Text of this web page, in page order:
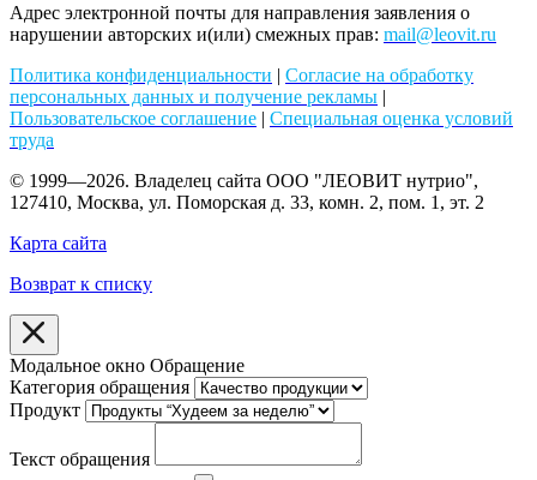
Адрес электронной почты для направления заявления о
нарушении авторских и(или) смежных прав: mail@leovit.ru
Политика конфиденциальности | Согласие на обработку
персональных данных и получение рекламы |
Пользовательское соглашение | Специальная оценка условий
труда
© 1999—2026. Владелец сайта ООО "ЛЕОВИТ нутрио",
127410, Москва, ул. Поморская д. 33, комн. 2, пом. 1, эт. 2
Карта сайта
Возврат к списку
Модальное окно Обращение
Категория обращения
Продукт
Текст обращения